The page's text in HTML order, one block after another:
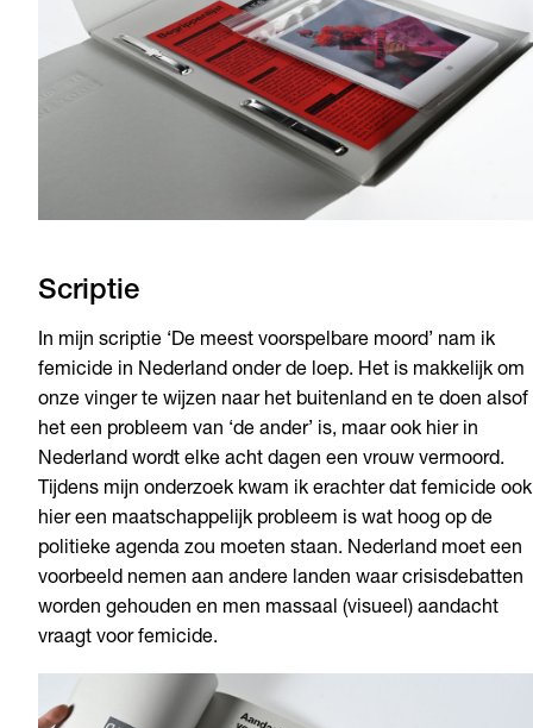
Scriptie
In mijn scriptie ‘De meest voorspelbare moord’ nam ik
femicide in Nederland onder de loep. Het is makkelijk om
onze vinger te wijzen naar het buitenland en te doen alsof
het een probleem van ‘de ander’ is, maar ook hier in
Nederland wordt elke acht dagen een vrouw vermoord.
Tijdens mijn onderzoek kwam ik erachter dat femicide ook
hier een maatschappelijk probleem is wat hoog op de
politieke agenda zou moeten staan. Nederland moet een
voorbeeld nemen aan andere landen waar crisisdebatten
worden gehouden en men massaal (visueel) aandacht
vraagt voor femicide.